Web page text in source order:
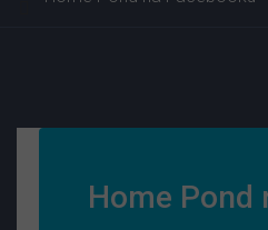
Home Pond